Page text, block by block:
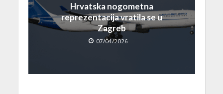
Hrvatska nogometna
reprezentacija vratila se u
Zagreb
07/04/2026